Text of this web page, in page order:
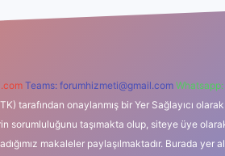
Teams: forumhizmeti@gmail.com
tarafından onaylanmış bir Yer Sağlayıcı
taşımakta olup, siteye üye
makaleler paylaşılmaktadır. Burada